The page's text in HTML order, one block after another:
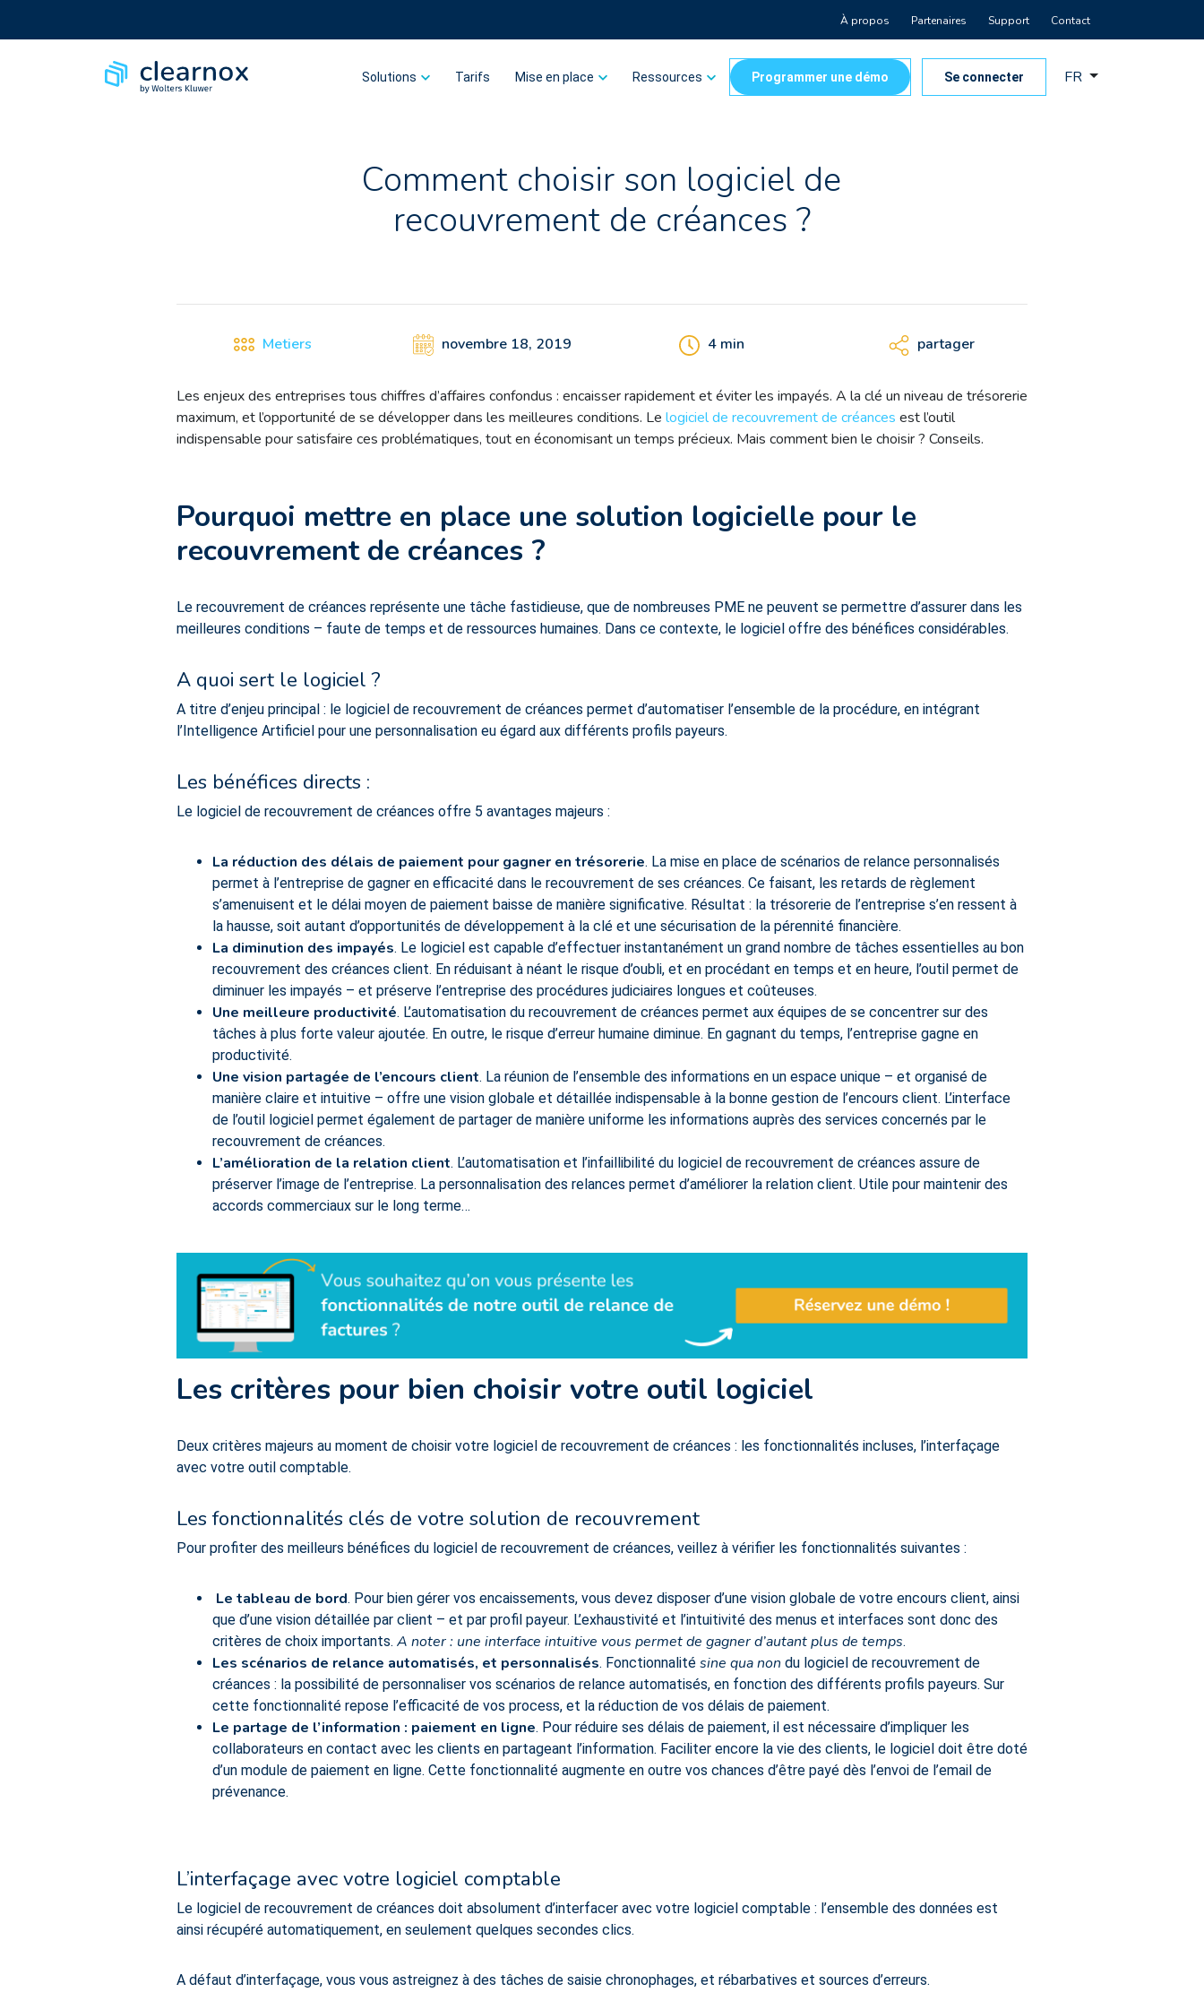
À propos Partenaires Support Contact
Solutions Tarifs Mise en place Ressources Programmer une démo Se connecter FR
Comment choisir son logiciel de
recouvrement de créances ?
Metiers novembre 18, 2019 4 min partager
Les enjeux des entreprises tous chiffres d’affaires confondus : encaisser rapidement et éviter les impayés. A la clé un niveau de trésorerie
maximum, et l’opportunité de se développer dans les meilleures conditions. Le logiciel de recouvrement de créances est l’outil
indispensable pour satisfaire ces problématiques, tout en économisant un temps précieux. Mais comment bien le choisir ? Conseils.
Pourquoi mettre en place une solution logicielle pour le
recouvrement de créances ?
Le recouvrement de créances représente une tâche fastidieuse, que de nombreuses PME ne peuvent se permettre d’assurer dans les
meilleures conditions – faute de temps et de ressources humaines. Dans ce contexte, le logiciel offre des bénéfices considérables.
A quoi sert le logiciel ?
A titre d’enjeu principal : le logiciel de recouvrement de créances permet d’automatiser l’ensemble de la procédure, en intégrant
l’Intelligence Artificiel pour une personnalisation eu égard aux différents profils payeurs.
Les bénéfices directs :
Le logiciel de recouvrement de créances offre 5 avantages majeurs :
La réduction des délais de paiement pour gagner en trésorerie. La mise en place de scénarios de relance personnalisés
permet à l’entreprise de gagner en efficacité dans le recouvrement de ses créances. Ce faisant, les retards de règlement
s’amenuisent et le délai moyen de paiement baisse de manière significative. Résultat : la trésorerie de l’entreprise s’en ressent à
la hausse, soit autant d’opportunités de développement à la clé et une sécurisation de la pérennité financière.
La diminution des impayés. Le logiciel est capable d’effectuer instantanément un grand nombre de tâches essentielles au bon
recouvrement des créances client. En réduisant à néant le risque d’oubli, et en procédant en temps et en heure, l’outil permet de
diminuer les impayés – et préserve l’entreprise des procédures judiciaires longues et coûteuses.
Une meilleure productivité. L’automatisation du recouvrement de créances permet aux équipes de se concentrer sur des
tâches à plus forte valeur ajoutée. En outre, le risque d’erreur humaine diminue. En gagnant du temps, l’entreprise gagne en
productivité.
Une vision partagée de l’encours client. La réunion de l’ensemble des informations en un espace unique – et organisé de
manière claire et intuitive – offre une vision globale et détaillée indispensable à la bonne gestion de l’encours client. L’interface
de l’outil logiciel permet également de partager de manière uniforme les informations auprès des services concernés par le
recouvrement de créances.
L’amélioration de la relation client. L’automatisation et l’infaillibilité du logiciel de recouvrement de créances assure de
préserver l’image de l’entreprise. La personnalisation des relances permet d’améliorer la relation client. Utile pour maintenir des
accords commerciaux sur le long terme…
Les critères pour bien choisir votre outil logiciel
Deux critères majeurs au moment de choisir votre logiciel de recouvrement de créances : les fonctionnalités incluses, l’interfaçage
avec votre outil comptable.
Les fonctionnalités clés de votre solution de recouvrement
Pour profiter des meilleurs bénéfices du logiciel de recouvrement de créances, veillez à vérifier les fonctionnalités suivantes :
Le tableau de bord. Pour bien gérer vos encaissements, vous devez disposer d’une vision globale de votre encours client, ainsi
que d’une vision détaillée par client – et par profil payeur. L’exhaustivité et l’intuitivité des menus et interfaces sont donc des
critères de choix importants. A noter : une interface intuitive vous permet de gagner d’autant plus de temps.
Les scénarios de relance automatisés, et personnalisés. Fonctionnalité sine qua non du logiciel de recouvrement de
créances : la possibilité de personnaliser vos scénarios de relance automatisés, en fonction des différents profils payeurs. Sur
cette fonctionnalité repose l’efficacité de vos process, et la réduction de vos délais de paiement.
Le partage de l’information : paiement en ligne. Pour réduire ses délais de paiement, il est nécessaire d’impliquer les
collaborateurs en contact avec les clients en partageant l’information. Faciliter encore la vie des clients, le logiciel doit être doté
d’un module de paiement en ligne. Cette fonctionnalité augmente en outre vos chances d’être payé dès l’envoi de l’email de
prévenance.
L’interfaçage avec votre logiciel comptable
Le logiciel de recouvrement de créances doit absolument d’interfacer avec votre logiciel comptable : l’ensemble des données est
ainsi récupéré automatiquement, en seulement quelques secondes clics.
A défaut d’interfaçage, vous vous astreignez à des tâches de saisie chronophages, et rébarbatives et sources d’erreurs.